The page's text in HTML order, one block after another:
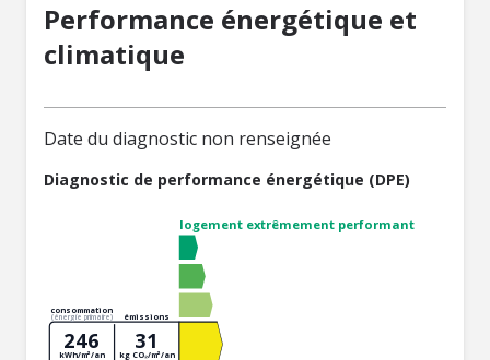
Performance énergétique et
climatique
Date du diagnostic non renseignée
Diagnostic de performance énergétique (DPE)
logement extrêmement performant
consommation
(énergie primaire) émissions
246
kWh/m²/an
31
kg CO₂/m²/an